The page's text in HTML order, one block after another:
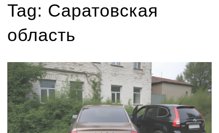
Tag: Саратовская
область